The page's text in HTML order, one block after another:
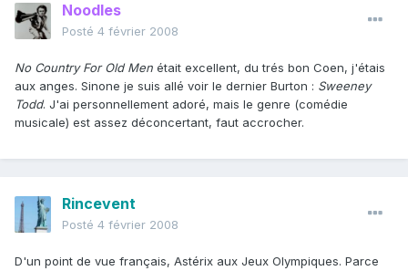
Noodles
Posté 4 février 2008
No Country For Old Men était excellent, du trés bon Coen, j'étais
aux anges. Sinone je suis allé voir le dernier Burton : Sweeney
Todd. J'ai personnellement adoré, mais le genre (comédie
musicale) est assez déconcertant, faut accrocher.
Rincevent
Posté 4 février 2008
D'un point de vue français, Astérix aux Jeux Olympiques. Parce